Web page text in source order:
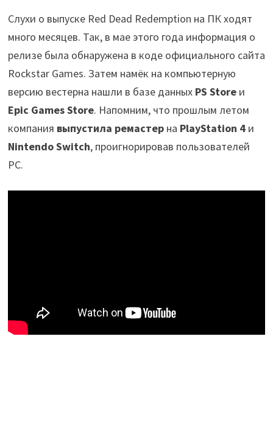
Слухи о выпуске Red Dead Redemption на ПК ходят
много месяцев. Так, в мае этого года информация о
релизе была обнаружена в коде официального сайта
Rockstar Games. Затем намёк на компьютерную
версию вестерна нашли в базе данных PS Storeи
Epic Games Store. Напомним, что прошлым летом
компания выпустила ремастерна PlayStation 4и
Nintendo Switch, проигнорировав пользователей
PC.